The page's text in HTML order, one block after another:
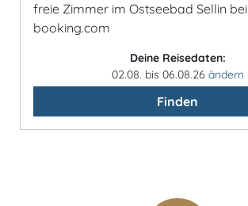
freie Zimmer im Ostseebad Sellin bei
booking.com
Deine Reisedaten:
02.08. bis 06.08.26 ändern
Finden